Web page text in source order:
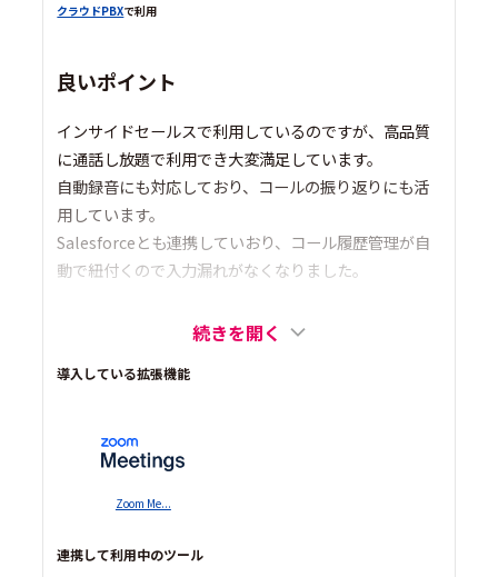
クラウドPBXで利用
良いポイント
インサイドセールスで利用しているのですが、高品質
に通話し放題で利用でき大変満足しています。
自動録音にも対応しており、コールの振り返りにも活
用しています。
Salesforceとも連携していおり、コール履歴管理が自
動で紐付くので入力漏れがなくなりました。
続きを開く
導入している拡張機能
Zoom Me...
連携して利用中のツール